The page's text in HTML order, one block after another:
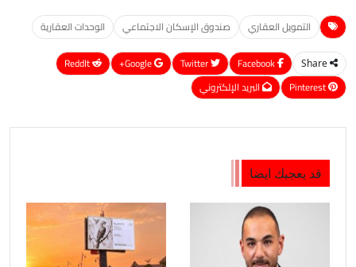
التمويل العقاري صندوق الإسكان الاجتماعي الوحدات العقارية
Share
Google+
ReddIt
Pinterest
البريد الإلكتروني
قد يعجبك ايضا